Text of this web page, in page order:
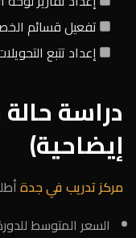
تفعيل قسائم
إعداد تتبع
دراسة
إيضاحية)
مركز تدريب في جدةأطلق 4 دورات
السعر المتوسط